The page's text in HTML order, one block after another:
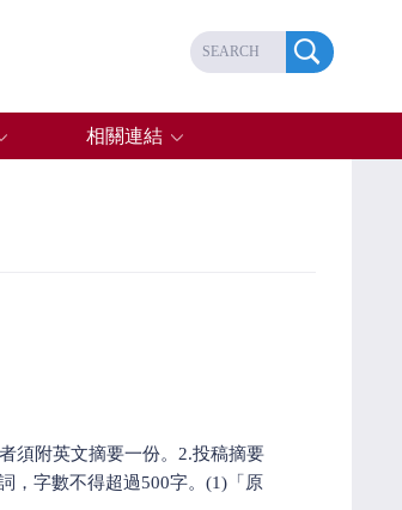
相關連結
須附英文摘要一份。2.投稿摘要
，字數不得超過500字。(1)「原